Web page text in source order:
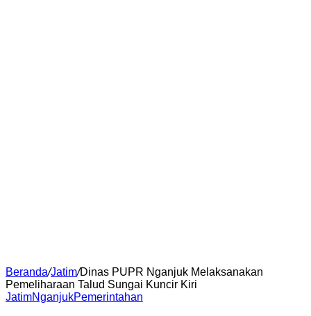
Beranda/Jatim/Dinas PUPR Nganjuk Melaksanakan
Pemeliharaan Talud Sungai Kuncir Kiri
JatimNganjukPemerintahan